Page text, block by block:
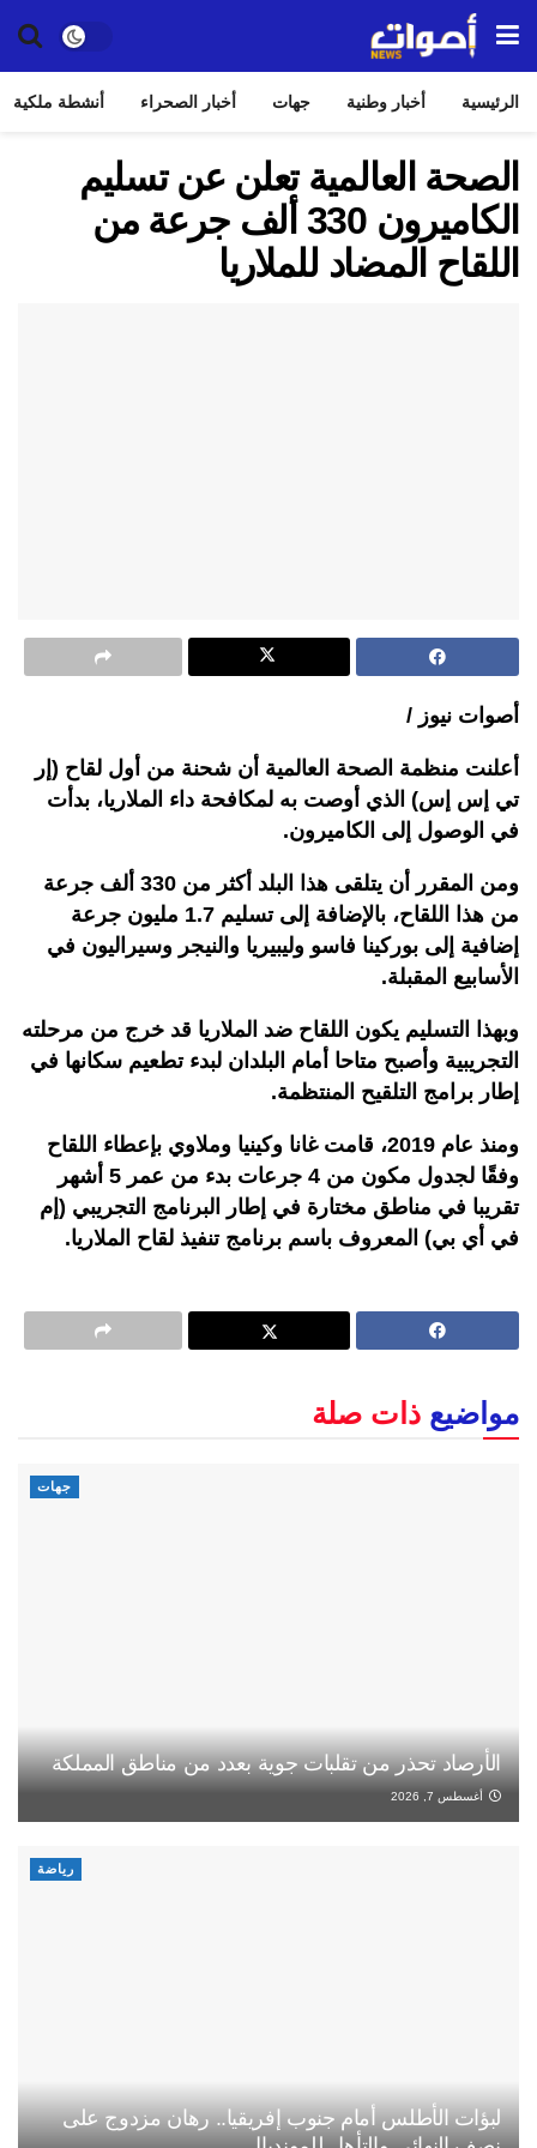
الرئيسية أخبار وطنية جهات أخبار الصحراء أنشطة ملكية
الصحة العالمية تعلن عن تسليم
الكاميرون 330 ألف جرعة من
اللقاح المضاد للملاريا
أصوات نيوز /
أعلنت منظمة الصحة العالمية أن شحنة من أول لقاح (إر
تي إس إس) الذي أوصت به لمكافحة داء الملاريا، بدأت
في الوصول إلى الكاميرون.
ومن المقرر أن يتلقى هذا البلد أكثر من 330 ألف جرعة
من هذا اللقاح، بالإضافة إلى تسليم 1.7 مليون جرعة
إضافية إلى بوركينا فاسو وليبيريا والنيجر وسيراليون في
الأسابيع المقبلة.
وبهذا التسليم يكون اللقاح ضد الملاريا قد خرج من مرحلته
التجريبية وأصبح متاحا أمام البلدان لبدء تطعيم سكانها في
إطار برامج التلقيح المنتظمة.
ومنذ عام 2019، قامت غانا وكينيا وملاوي بإعطاء اللقاح
وفقًا لجدول مكون من 4 جرعات بدء من عمر 5 أشهر
تقريبا في مناطق مختارة في إطار البرنامج التجريبي (إم
في أي بي) المعروف باسم برنامج تنفيذ لقاح الملاريا.
مواضيع ذات صلة
جهات
الأرصاد تحذر من تقلبات جوية بعدد من مناطق المملكة
أغسطس 7, 2026
رياضة
لبؤات الأطلس أمام جنوب إفريقيا.. رهان مزدوج على